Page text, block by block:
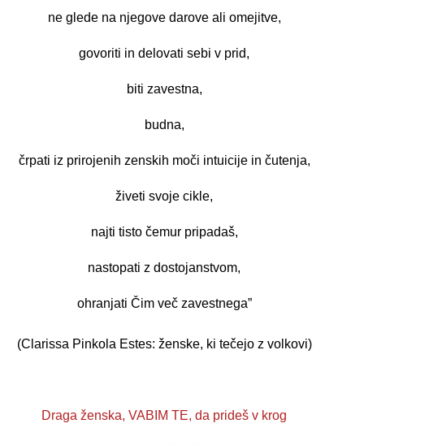
ne glede na njegove darove ali omejitve,
govoriti in delovati sebi v prid,
biti zavestna,
budna,
črpati iz prirojenih zenskih moči intuicije in čutenja,
živeti svoje cikle,
najti tisto čemur pripadaš,
nastopati z dostojanstvom,
ohranjati Čim več zavestnega”
(Clarissa Pinkola Estes: ženske, ki tečejo z volkovi)
Draga ženska, VABIM TE, da prideš v krog